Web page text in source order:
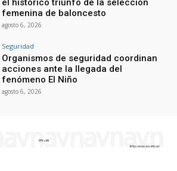
el histórico triunfo de la selección
femenina de baloncesto
agosto 6, 2026
Seguridad
Organismos de seguridad coordinan
acciones ante la llegada del
fenómeno El Niño
agosto 6, 2026